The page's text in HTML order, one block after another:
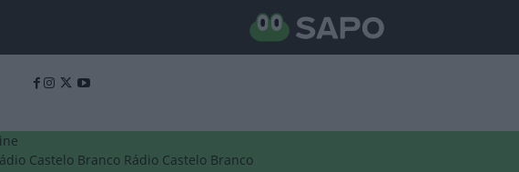
Rádio Castelo Branco